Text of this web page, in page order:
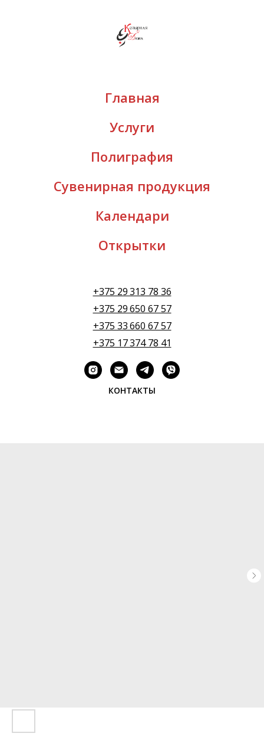
Главная
Услуги
Полиграфия
Сувенирная продукция
Календари
Открытки
+375 29 313 78 36
+375 29 650 67 57
+375 33 660 67 57
+375 17 374 78 41
КОНТАКТЫ